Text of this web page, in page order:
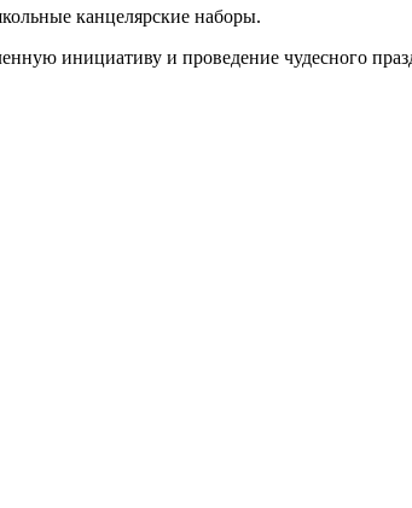
канцелярские наборы.
инициативу и проведение чудесного